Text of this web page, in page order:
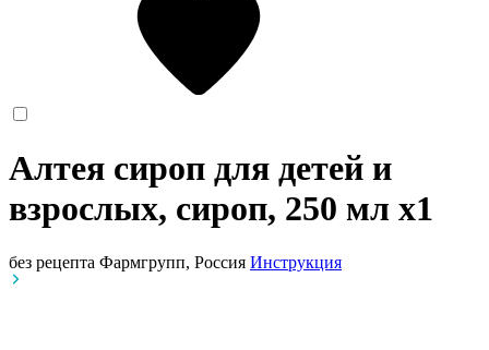
Алтея сироп для детей и
взрослых, сироп, 250 мл x1
без рецепта Фармгрупп, Россия Инструкция